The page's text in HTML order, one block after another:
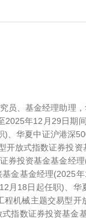
员、基金经理助理
年12月29日期
、华夏中证沪港深
开放式指数证券投
投资基金基金经理
金基金经理(2025
月18日起任职)、华
机械主题交易型开
指数证券投资基金